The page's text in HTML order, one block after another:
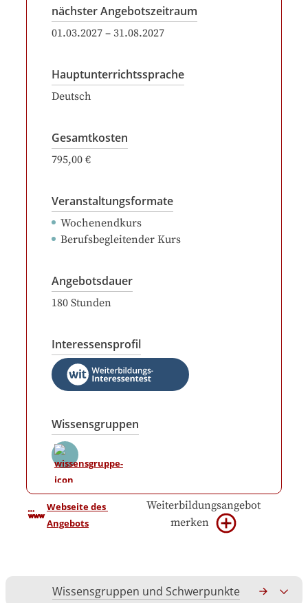
nächster Angebotszeitraum
01.03.2027 – 31.08.2027
Hauptunterrichtssprache
Deutsch
Gesamtkosten
795,00 €
Veranstaltungsformate
Wochenendkurs
Berufsbegleitender Kurs
Angebotsdauer
180 Stunden
Interessensprofil
Wissensgruppen
Webseite des
Angebots
Weiterbildungsangebot
merken
Wissensgruppen und Schwerpunkte